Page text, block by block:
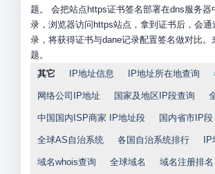
题。 会把站点https证书签名部署在dns服务器
录，浏览器访问https站点，拿到证书后，会通
录，将获得证书与dane记录配置签名做对比。
题。
其它
IP地址信息 IP地址所在地查询
网络公司IP地址 国家及地区IP段查询
中国国内ISP商家 IP地址段 国内省市IP段
全球AS自治系统 各国自治系统排行
域名whois查询 全球域名 域名注册排名